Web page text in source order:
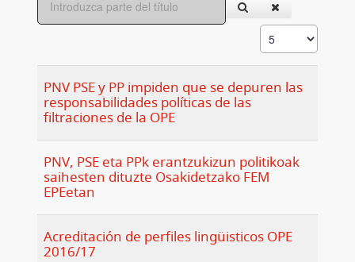
PNV PSE y PP impiden que se depuren las
responsabilidades políticas de las
filtraciones de la OPE
PNV, PSE eta PPk erantzukizun politikoak
saihesten dituzte Osakidetzako FEM
EPEetan
Acreditación de perfiles lingüisticos OPE
2016/17